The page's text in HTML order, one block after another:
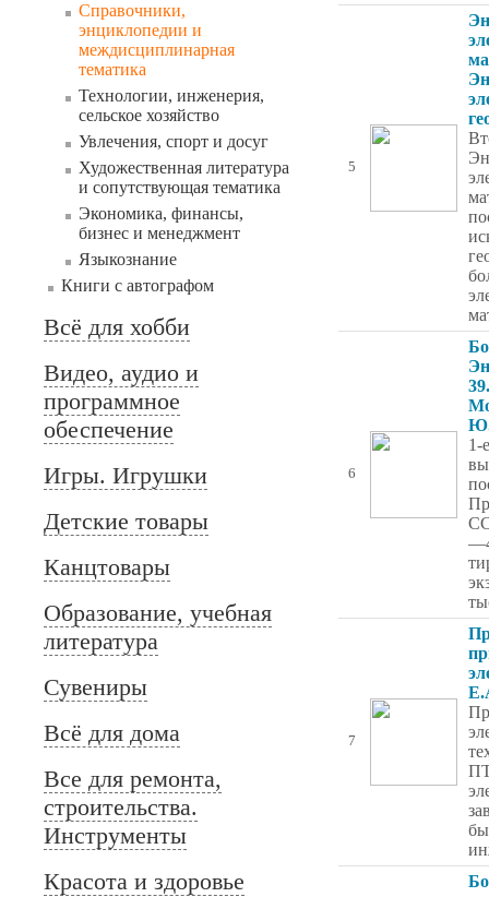
Справочники,
энциклопедии и
междисциплинарная
тематика
Технологии, инженерия,
сельское хозяйство
Увлечения, спорт и досуг
Художественная литература
и сопутствующая тематика
Экономика, финансы,
бизнес и менеджмент
Языкознание
Книги с автографом
Всё для хобби
Видео, аудио и
программное
обеспечение
Игры. Игрушки
Детские товары
Канцтовары
Образование, учебная
литература
Сувениры
Всё для дома
Все для ремонта,
строительства.
Инструменты
Красота и здоровье
5
6
1-
7